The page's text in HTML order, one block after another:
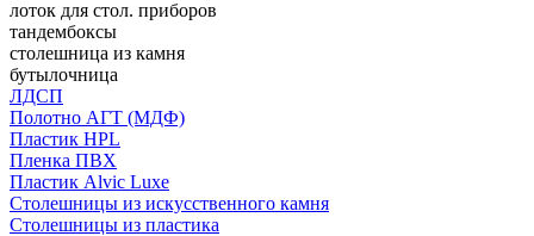
лоток для стол. приборов
тандембоксы
столешница из камня
бутылочница
ЛДСП
Полотно АГТ (МДФ)
Пластик HPL
Пленка ПВХ
Пластик Alvic Luxe
Столешницы из искусственного камня
Столешницы из пластика